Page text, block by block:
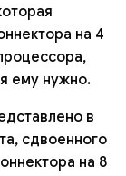
на 4
ему нужно.
в
сдвоенного
на 8